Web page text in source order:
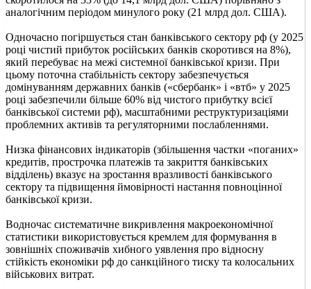
аналогічним періодом минулого року (21 млрд дол. США).
Одночасно погіршується стан банківського сектору рф (у 2025
році чистий прибуток російських банків скоротився на 8%),
який перебуває на межі системної банківської кризи. При
цьому поточна стабільність сектору забезпечується
домінуванням державних банків («сбербанк» і «втб» у 2025
році забезпечили більше 60% від чистого прибутку всієї
банківської системи рф), масштабними реструктуризаціями
проблемних активів та регуляторними послабленнями.
Низка фінансових індикаторів (збільшення частки «поганих»
кредитів, прострочка платежів та закриття банківських
відділень) вказує на зростання вразливості банківського
сектору та підвищення ймовірності настання повноцінної
банківської кризи.
Водночас систематичне викривлення макроекономічної
статистики використовується кремлем для формування в
зовнішніх споживачів хибного уявлення про відносну
стійкість економіки рф до санкційного тиску та колосальних
військових витрат.